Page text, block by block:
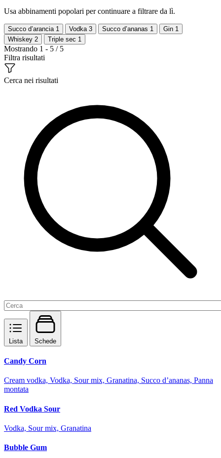
Usa abbinamenti popolari per continuare a filtrare da lì.
Succo d’arancia 1 Vodka 3 Succo d’ananas 1 Gin 1
Whiskey 2 Triple sec 1
Mostrando 1 - 5 / 5
Filtra risultati
Cerca nei risultati
Lista Schede
Candy Corn
Cream vodka, Vodka, Sour mix, Granatina, Succo d’ananas, Panna
montata
Red Vodka Sour
Vodka, Sour mix, Granatina
Bubble Gum